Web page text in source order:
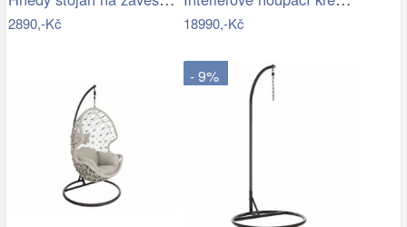
2890,-Kč 18990,-Kč
- 9%